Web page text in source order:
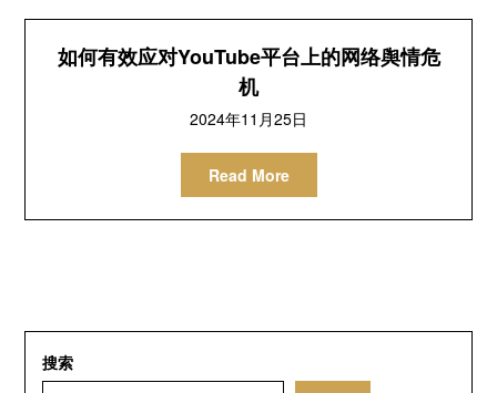
如何有效应对YouTube平台上的网络舆情危
机
2024年11月25日
Read More
搜索